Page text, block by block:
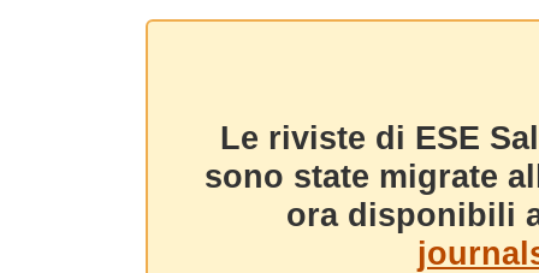
Le riviste di ESE
sono state migrate
ora disponibili